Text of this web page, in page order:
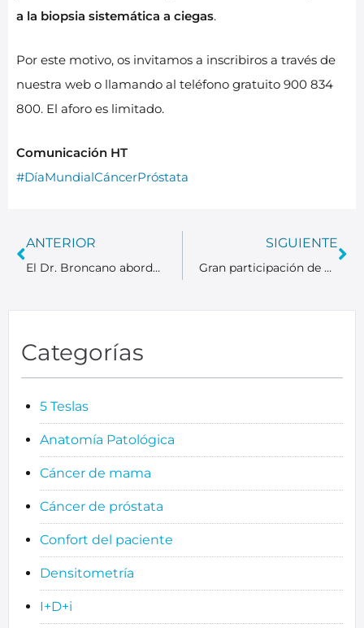
a la biopsia sistemática a ciegas.
Por este motivo, os invitamos a inscribiros a través de
nuestra web o llamando al teléfono gratuito 900 834
800. El aforo es limitado.
Comunicación HT
#DíaMundialCáncerPróstata
ANTERIOR
El Dr. Broncano aborda los tumores de pared torácica en el XIV Congreso de la SEICAT
SIGUIENTE
Gran participación de pacientes en el acto “Te hablamos del cáncer de próstata”
Categorías
5 Teslas
Anatomía Patológica
Cáncer de mama
Cáncer de próstata
Confort del paciente
Densitometría
I+D+i